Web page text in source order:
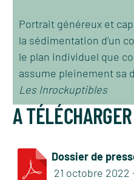
Portrait généreux et
la sédimentation d’un
le plan individuel que
assume pleinement sa
Les Inrockuptibles
A TÉLÉCHARGER
Dossier de
21 octobre 2022